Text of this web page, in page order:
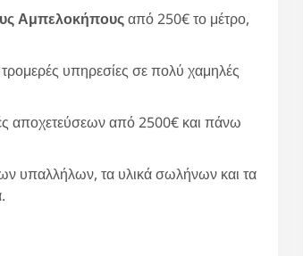
Αμπελοκήπουςαπό 250€ το μέτρο,
υπηρεσίες σε πολύ χαμηλές
αποχετεύσεων από 2500€ και πάνω
υπαλλήλων, τα υλικά σωλήνων και τα